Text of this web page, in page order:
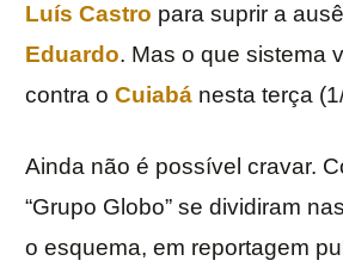
Luís Castro para suprir a
Eduardo. Mas o que sistema
contra o Cuiabá nesta terça
Ainda não é possível cravar.
“Grupo Globo” se dividiram
o esquema, em reportagem